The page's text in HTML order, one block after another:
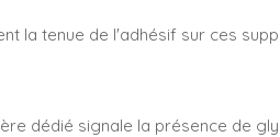
la tenue de l'adhésif sur ces
dédié signale la présence de